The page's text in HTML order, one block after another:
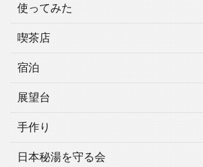
使ってみた
喫茶店
宿泊
展望台
手作り
日本秘湯を守る会